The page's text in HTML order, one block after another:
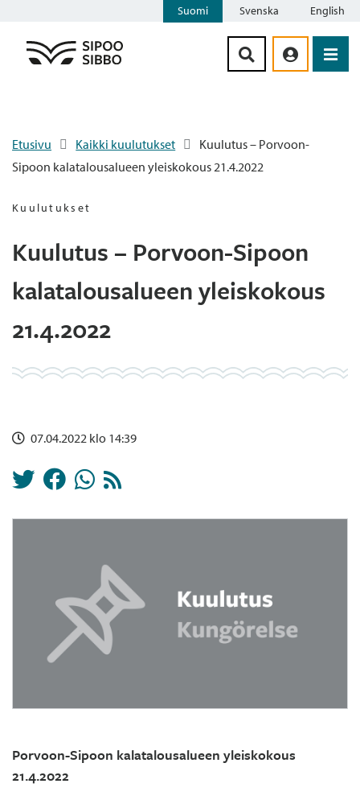
Suomi Svenska English
Etusivu Kaikki kuulutukset
Kuulutus – Porvoon-
Sipoon kalatalousalueen yleiskokous 21.4.2022
Kuulutukset
Kuulutus – Porvoon-Sipoon
kalatalousalueen yleiskokous
21.4.2022
07.04.2022 klo 14:39
Porvoon-Sipoon kalatalousalueen yleiskokous
21.4.2022